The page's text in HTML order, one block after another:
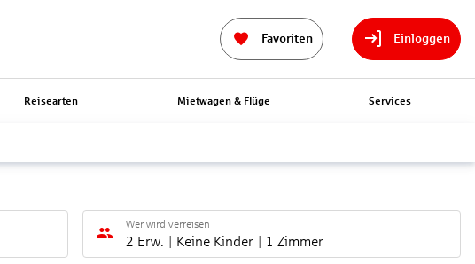
Favoriten Einloggen
Reisearten Mietwagen & Flüge Services
Wer wird verreisen
2 Erw. Keine Kinder 1 Zimmer